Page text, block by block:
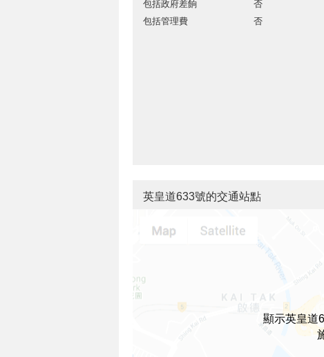
包括政府差餉
否
包括管理費
否
英皇道633號的交通站點
顯示英皇道